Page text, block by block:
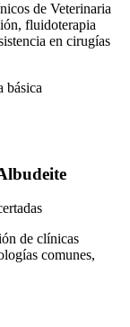
de Veterinaria
fluidoterapia
en cirugías
básica
de clínicas
comunes,